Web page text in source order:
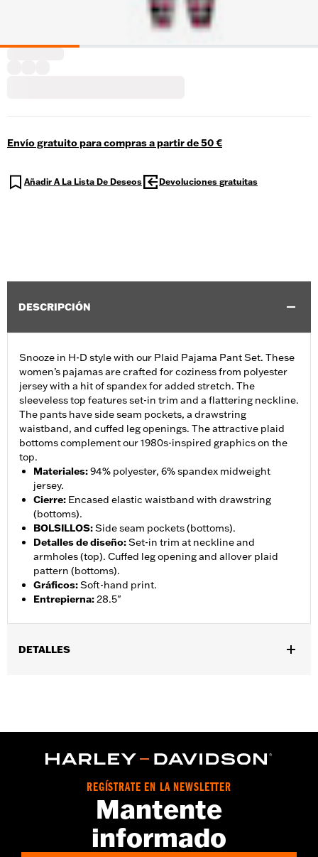
Envío gratuito para compras a partir de 50 €
Añadir A La Lista De Deseos Devoluciones gratuitas
DESCRIPCIÓN
Snooze in H-D style with our Plaid Pajama Pant Set. These
women’s pajamas are crafted for coziness from polyester
jersey with a hit of spandex for added stretch. The
sleeveless top features set-in trim and a flattering neckline.
The pants have side seam pockets, a drawstring
waistband, and cuffed leg openings. The attractive plaid
bottoms complement our 1980s-inspired graphics on the
top.
Materiales:94% polyester, 6% spandex midweight
jersey.
Cierre: Encased elastic waistband with drawstring
(bottoms).
BOLSILLOS:Side seam pockets (bottoms).
Detalles de diseño:Set-in trim at neckline and
armholes (top). Cuffed leg opening and allover plaid
pattern (bottoms).
Gráficos:Soft-hand print.
Entrepierna:28.5"
DETALLES
Origen:Imported
REGÍSTRATE EN LA NEWSLETTER
Mantente
informado